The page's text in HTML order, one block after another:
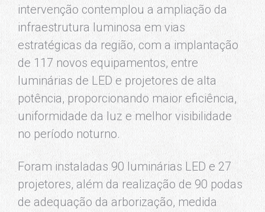
intervenção contemplou a ampliação da
infraestrutura luminosa em vias
estratégicas da região, com a implantação
de 117 novos equipamentos, entre
luminárias de LED e projetores de alta
potência, proporcionando maior eficiência,
uniformidade da luz e melhor visibilidade
no período noturno.
Foram instaladas 90 luminárias LED e 27
projetores, além da realização de 90 podas
de adequação da arborização, medida